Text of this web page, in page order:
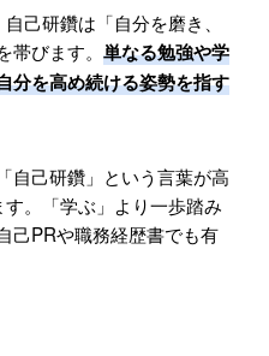
トリガー（物理・デジ
ン例（月次マイルスト
選択（幅広い基礎＋コ
職を見据えた学び（資
己研鑽は「自分を磨き、
びます。 単なる勉強や学
分を高め続ける姿勢を指す
自己研鑽」という言葉が高
。「学ぶ」より一歩踏み
己PRや職務経歴書でも有